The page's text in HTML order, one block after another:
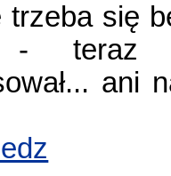
trzeba się
- teraz
ani